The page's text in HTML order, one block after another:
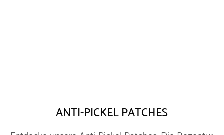
ANTI-PICKEL PATCHES